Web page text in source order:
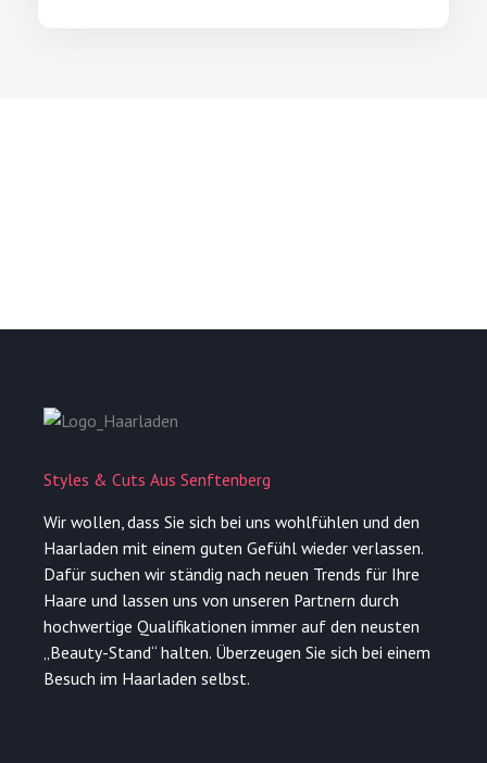
Styles & Cuts Aus Senftenberg
Wir wollen, dass Sie sich bei uns wohlfühlen und den
Haarladen mit einem guten Gefühl wieder verlassen.
Dafür suchen wir ständig nach neuen Trends für Ihre
Haare und lassen uns von unseren Partnern durch
hochwertige Qualifikationen immer auf den neusten
„Beauty-Stand“ halten. Überzeugen Sie sich bei einem
Besuch im Haarladen selbst.